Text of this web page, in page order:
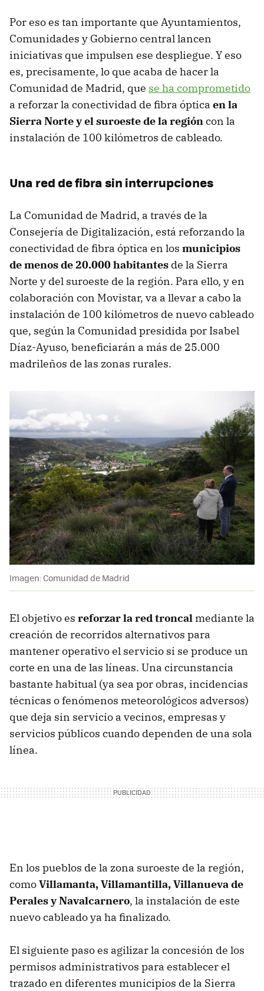
Por eso es tan importante que Ayuntamientos,
Comunidades y Gobierno central lancen
iniciativas que impulsen ese despliegue. Y eso
es, precisamente, lo que acaba de hacer la
Comunidad de Madrid, que se ha comprometido
a reforzar la conectividad de fibra óptica en la
Sierra Norte y el suroeste de la regióncon la
instalación de 100 kilómetros de cableado.
Una red de fibra sin interrupciones
La Comunidad de Madrid, a través de la
Consejería de Digitalización, está reforzando la
conectividad de fibra óptica en los municipios
de menos de 20.000 habitantes de la Sierra
Norte y del suroeste de la región. Para ello, y en
colaboración con Movistar, va a llevar a cabo la
instalación de 100 kilómetros de nuevo cableado
que, según la Comunidad presidida por Isabel
Díaz-Ayuso, beneficiarán a más de 25.000
madrileños de las zonas rurales.
Imagen: Comunidad de Madrid
El objetivo es reforzarla red troncal mediante la
creación de recorridos alternativos para
mantener operativo el servicio si se produce un
corte en una de las líneas. Una circunstancia
bastante habitual (ya sea por obras, incidencias
técnicas o fenómenos meteorológicos adversos)
que deja sin servicio a vecinos, empresas y
servicios públicos cuando dependen de una sola
línea.
En los pueblos de la zona suroeste de la región,
comoVillamanta, Villamantilla, Villanueva de
Perales y Navalcarnero, la instalación de este
nuevo cableado ya ha finalizado.
El siguiente paso es agilizar la concesión de los
permisos administrativos para establecer el
trazado en diferentes municipios de la Sierra